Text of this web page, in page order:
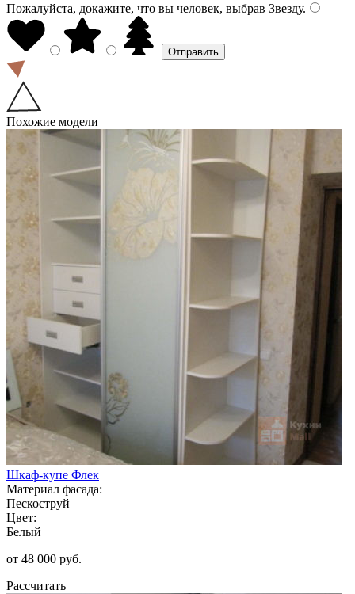
Пожалуйста, докажите, что вы человек, выбрав Звезду.
Похожие модели
Шкаф-купе Флек
Материал фасада:
Пескоструй
Цвет:
Белый
от 48 000 руб.
Рассчитать